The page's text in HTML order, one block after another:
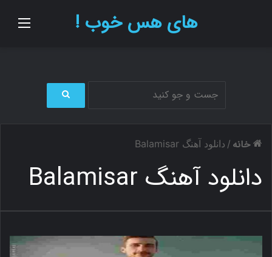
های هس خوب !
ج
ب
ر
ی
خانه / دانلود آهنگ Balamisar
دانلود آهنگ Balamisar